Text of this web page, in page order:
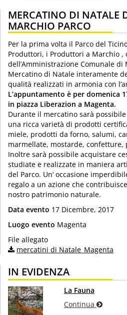
MERCATINO DI NATALE
MARCHIO PARCO
Per la prima volta il Parco del
Produttori, i Produttori a Marchio ,
dell’Amministrazione Comunale di
Mercatino di Natale interamente
qualità realizzati in armonia con
L’appuntamento è per domenica
in piazza Liberazion a Magenta.
Durante il mercatino sarà
una ricca varietà di prodotti
miele, prodotti da forno, salumi,
marmellate, mostarde,
Inoltre sarà possibile acquistare
studiate e realizzate in maniera
del Parco. Un’ occasione
regalo a un azione che
nostro patrimonio naturale.
Data evento 17 Dicembre, 2017
Luogo evento Magenta
File allegato
mercatini di Natale_Magenta
IN EVIDENZA
La Fauna
Continua